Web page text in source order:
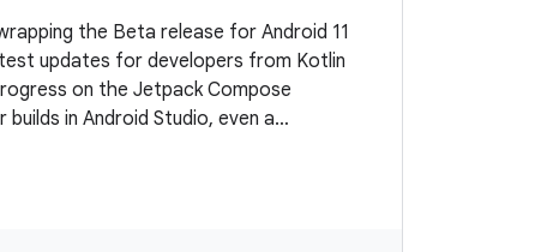
the Beta release for Android 11
updates for developers from Kotlin
on the Jetpack Compose
in Android Studio, even a